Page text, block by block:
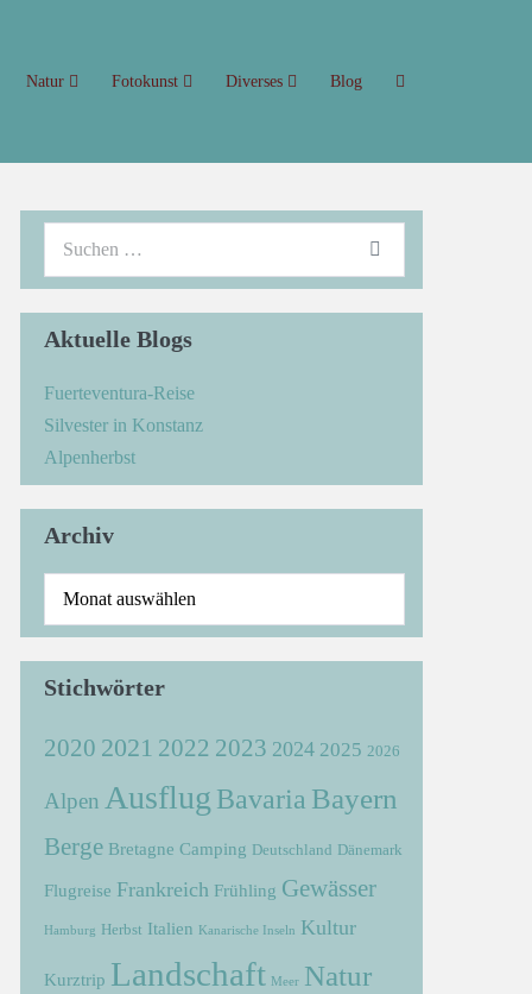
Natur Fotokunst Diverses Blog
Aktuelle Blogs
Fuerteventura-Reise
Silvester in Konstanz
Alpenherbst
Archiv
Stichwörter
2020 2021 2022 2023 2024 2025 2026
Alpen Ausflug Bavaria Bayern
Berge Bretagne Camping Deutschland Dänemark
Flugreise Frankreich Frühling Gewässer
Hamburg Herbst Italien Kanarische Inseln Kultur
Kurztrip Landschaft Meer Natur